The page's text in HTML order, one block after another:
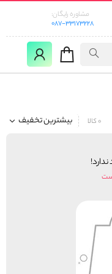
مشاوره رایگان:
087-33173228
بیشترین تخفیف 0 کالا